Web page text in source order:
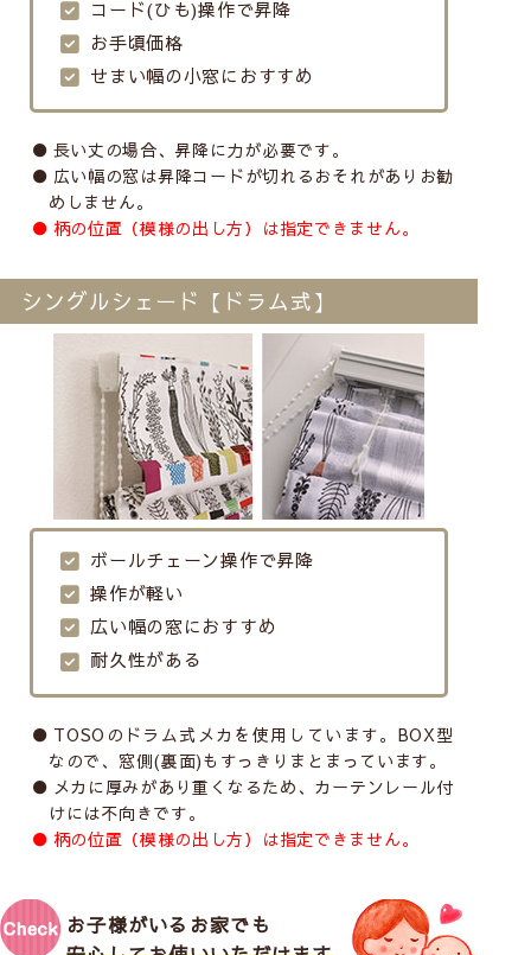
コード(ひも)操作で昇降
お手頃価格
せまい幅の小窓におすすめ
長い丈の場合、昇降に力が必要です。
広い幅の窓は昇降コードが切れるおそれがありお勧
めしません。
柄の位置（模様の出し方）は指定できません。
シングルシェード【ドラム式】
ボールチェーン操作で昇降
操作が軽い
広い幅の窓におすすめ
耐久性がある
TOSOのドラム式メカを使用しています。BOX型
なので、窓側(裏面)もすっきりまとまっています。
メカに厚みがあり重くなるため、カーテンレール付
けには不向きです。
柄の位置（模様の出し方）は指定できません。
お子様がいるお家でも